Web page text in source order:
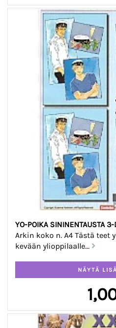
YO-POIKA SININENTAUSTA
Arkin koko n. A4 Tästä
kevään ylioppilaalle...